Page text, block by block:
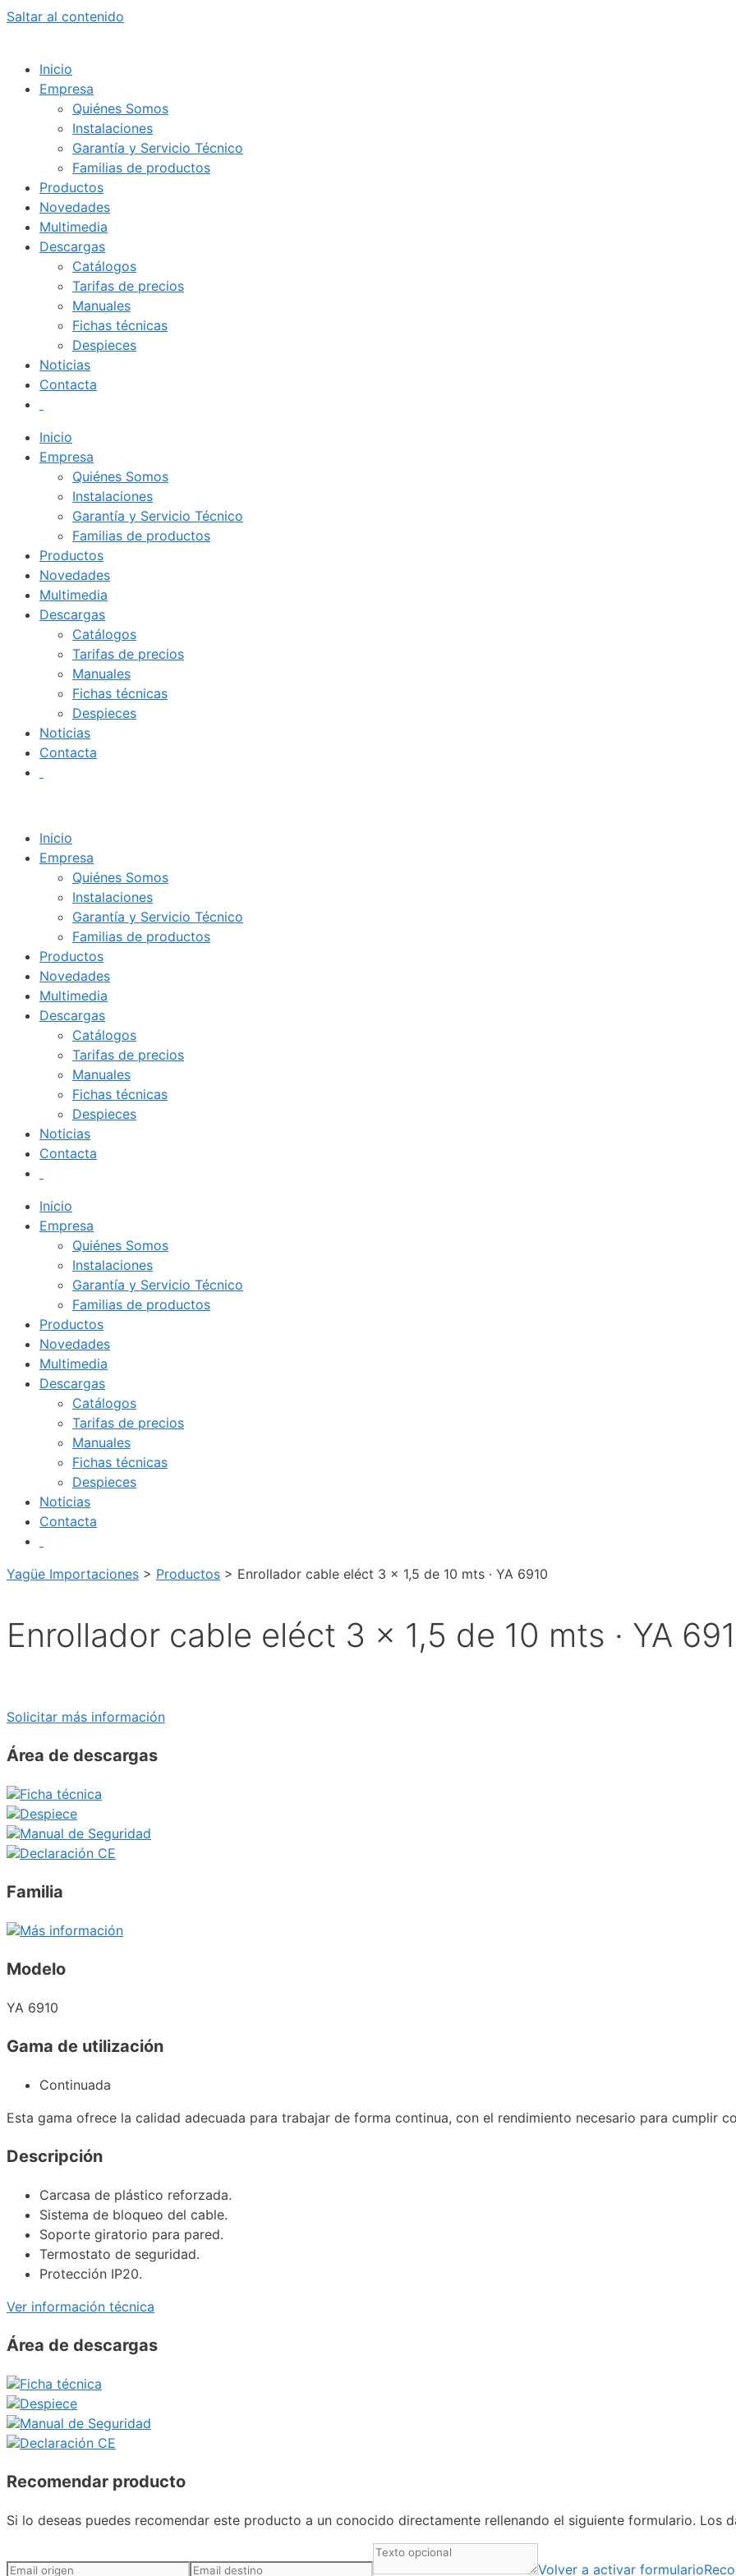
Saltar al contenido
Inicio
Empresa
Quiénes Somos
Instalaciones
Garantía y Servicio Técnico
Familias de productos
Productos
Novedades
Multimedia
Descargas
Catálogos
Tarifas de precios
Manuales
Fichas técnicas
Despieces
Noticias
Contacta
Inicio
Empresa
Quiénes Somos
Instalaciones
Garantía y Servicio Técnico
Familias de productos
Productos
Novedades
Multimedia
Descargas
Catálogos
Tarifas de precios
Manuales
Fichas técnicas
Despieces
Noticias
Contacta
Inicio
Empresa
Quiénes Somos
Instalaciones
Garantía y Servicio Técnico
Familias de productos
Productos
Novedades
Multimedia
Descargas
Catálogos
Tarifas de precios
Manuales
Fichas técnicas
Despieces
Noticias
Contacta
Inicio
Empresa
Quiénes Somos
Instalaciones
Garantía y Servicio Técnico
Familias de productos
Productos
Novedades
Multimedia
Descargas
Catálogos
Tarifas de precios
Manuales
Fichas técnicas
Despieces
Noticias
Contacta
Yagüe Importaciones > Productos > Enrollador cable eléct 3 x 1,5 de 10 mts · YA 6910
Enrollador cable eléct 3 x 1,5 de 10 mts · YA
Solicitar más información
Área de descargas
Ficha técnica
Despiece
Manual de Seguridad
Declaración CE
Familia
Más información
Modelo
YA 6910
Gama de utilización
Continuada
Esta gama ofrece la calidad adecuada para trabajar de forma continua, con el rendimiento necesario para cumplir
Descripción
Carcasa de plástico reforzada.
Sistema de bloqueo del cable.
Soporte giratorio para pared.
Termostato de seguridad.
Protección IP20.
Ver información técnica
Área de descargas
Ficha técnica
Despiece
Manual de Seguridad
Declaración CE
Recomendar producto
Si lo deseas puedes recomendar este producto a un conocido directamente rellenando el siguiente formulario. Los
Volver a activar formulario